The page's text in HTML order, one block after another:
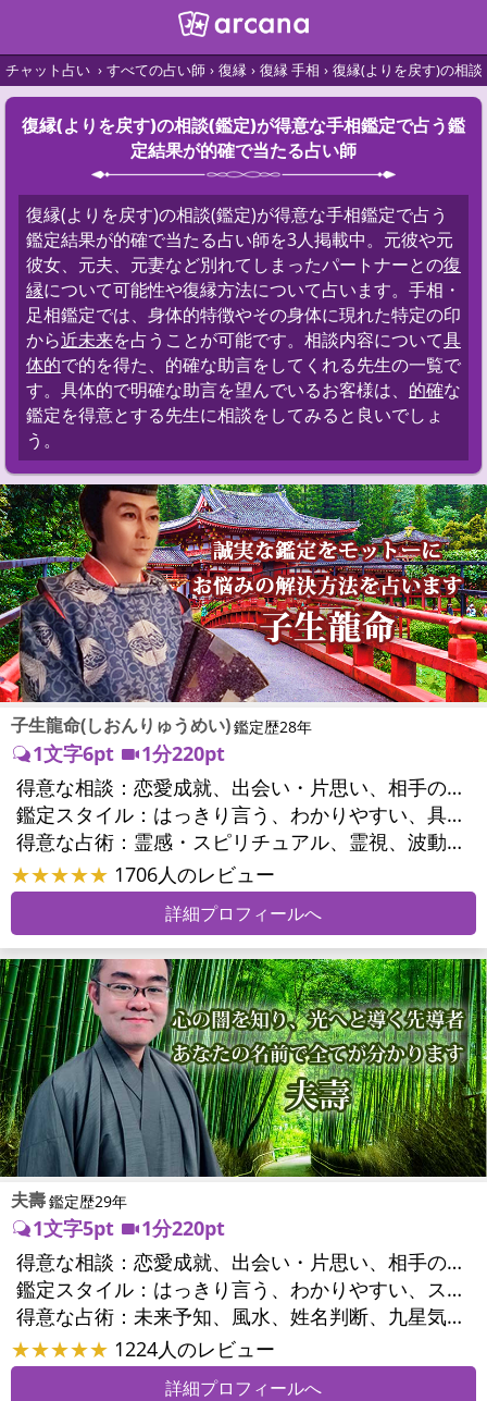
チャット占い すべての占い師 復縁 復縁 手相 復縁(よりを戻す)の相
復縁(よりを戻す)の相談(鑑定)が得意な手相鑑定で占う鑑
定結果が的確で当たる占い師
復縁(よりを戻す)の相談(鑑定)が得意な手相鑑定で占う
鑑定結果が的確で当たる占い師を3人掲載中。元彼や元
彼女、元夫、元妻など別れてしまったパートナーとの復
縁について可能性や復縁方法について占います。手相・
足相鑑定では、身体的特徴やその身体に現れた特定の印
から近未来を占うことが可能です。相談内容について具
体的で的を得た、的確な助言をしてくれる先生の一覧で
す。具体的で明確な助言を望んでいるお客様は、 的確な
鑑定を得意とする先生に相談をしてみると良いでしょ
う。
子生龍命(しおんりゅうめい)鑑定歴28年
1文字6pt
1分220pt
得意な相談：
恋愛成就、出会い・片思い、相手の気持ち、相性、縁結び、結婚、男心・女心、二人の今後、複雑な恋愛、三角関係、略奪愛、浮気、不倫、復活愛、復縁、離婚、人間関係、職場の人間関係、対人関係、仕事運、適職、転職、進路、就職、人生全般、経営相談、人事、開業、目標、ビジネスチャンス、ビジネスパートナー、パワーハラスメント、セクシャルハラスメント、家族関係、夫婦関係、家庭問題、夫婦問題、親族問題、育児・子育て、シングルマザー、ドメスティックバイオレンス、心の問題、うつ、トラウマ、ストレス、いじめ、人生相談、霊的問題、健康運、金運、金銭トラブル、ご近所問題、縁切り
鑑定スタイル：
はっきり言う、わかりやすい、具体的、的確、納得感、聞き上手、とても話しやすい、じっくり聞いてくれる、勇気をくれる、前向き・元気になれる
得意な占術：
霊感・スピリチュアル、霊視、波動修正、タロット、オラクルカード、手相、祈祷、祈願、縁結び、除霊、縁切り、ダウジング、ヒーリング、レイキ、カウンセリング、オリジナル占術
★★★★★ 1706人のレビュー
詳細プロフィールへ
夫壽鑑定歴29年
1文字5pt
1分220pt
得意な相談：
恋愛成就、出会い・片思い、相手の気持ち、相性、縁結び、結婚、男心・女心、二人の今後、複雑な恋愛、三角関係、略奪愛、浮気、不倫、復活愛、復縁、離婚、同性愛・LGBT、人間関係、職場の人間関係、対人関係、仕事運、適職、転職、進路、人生全般、人事、開業、廃業、目標、家族関係、夫婦関係、家庭問題、夫婦問題、親族問題、育児・子育て、シングルマザー、引越し・転居、方位、開運指導、健康運、金運
鑑定スタイル：
はっきり言う、わかりやすい、スピード鑑定、簡潔、具体的、的確、納得感、情報量が多い、友達のように相談できる、聞き上手、とても話しやすい、じっくり聞いてくれる、愛にあふれ温かい、深く濃厚、勇気をくれる、前向き・元気になれる、実力派
得意な占術：
未来予知、風水、姓名判断、九星気学、占星術、数秘術、陰陽五行、手相、カウンセリング、オリジナル占術
★★★★★ 1224人のレビュー
詳細プロフィールへ